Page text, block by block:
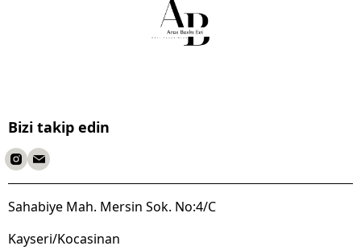
Bizi takip edin
Sahabiye Mah. Mersin Sok. No:4/C
Kayseri/Kocasinan